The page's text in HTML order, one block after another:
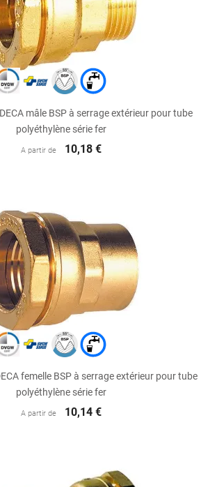
mâle BSP à serrage extérieur pour tube
polyéthylène série fer
A partir de 10,18 €
femelle BSP à serrage extérieur pour tube
polyéthylène série fer
A partir de 10,14 €